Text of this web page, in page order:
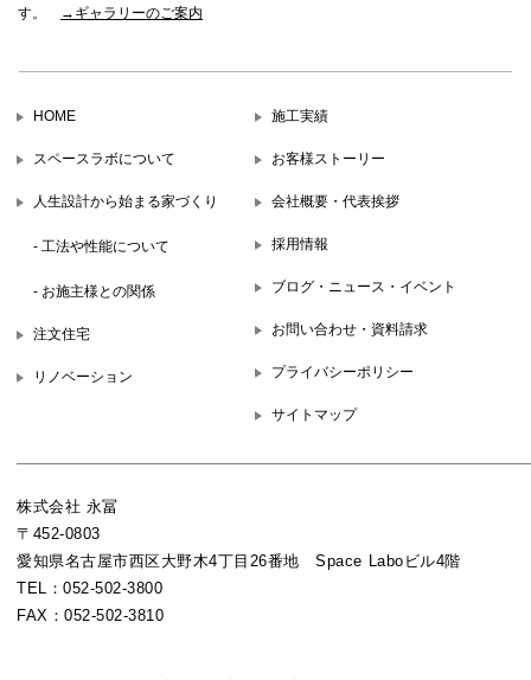
す。
→ギャラリーのご案内
HOME
スペースラボについて
人生設計から始まる家づくり
- 工法や性能について
- お施主様との関係
注文住宅
リノベーション
施工実績
お客様ストーリー
会社概要・代表挨拶
採用情報
ブログ・ニュース・イベント
お問い合わせ・資料請求
プライバシーポリシー
サイトマップ
株式会社 永冨
〒452-0803
愛知県名古屋市西区大野木4丁目26番地 Space Laboビル4階
TEL：052-502-3800
FAX：052-502-3810